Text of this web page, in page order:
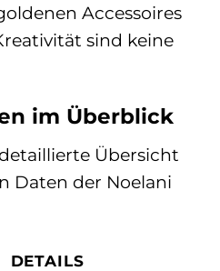
Accessoires
sind keine
im Überblick
Übersicht
Daten der Noelani
DETAILS